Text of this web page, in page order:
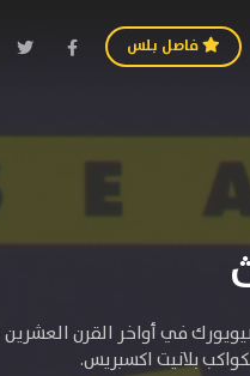
فاصل بلس
في أواخر القرن
بلانيت اكسبريس.